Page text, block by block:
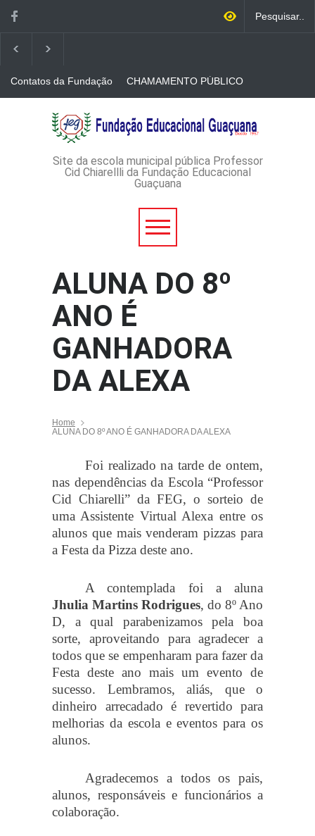
Contatos da Fundação
CHAMAMENTO PÚBLICO
CREDENCIAMENTO DE
IMPRESSOS
AVISO DE DISPENSA DE
LICITAÇÃO - DISPENSA DE
LICITAÇÃO Nº 53/2026-
ADMINISTRATIVO Nº
Site da escola municipal pública Professor
Cid Chiarellli da Fundação Educacional
Guaçuana
ALUNA DO 8º
ANO É
GANHADORA
DA ALEXA
Home
ALUNA DO 8º ANO É GANHADORA DA ALEXA
Foi realizado na tarde de ontem,
nas dependências da Escola “Professor
Cid Chiarelli” da FEG, o sorteio de
uma Assistente Virtual Alexa entre os
alunos que mais venderam pizzas para
a Festa da Pizza deste ano.
A contemplada foi a aluna
Jhulia Martins Rodrigues, do 8º Ano
D, a qual parabenizamos pela boa
sorte, aproveitando para agradecer a
todos que se empenharam para fazer da
Festa deste ano mais um evento de
sucesso. Lembramos, aliás, que o
dinheiro arrecadado é revertido para
melhorias da escola e eventos para os
alunos.
Agradecemos a todos os pais,
alunos, responsáveis e funcionários a
colaboração.